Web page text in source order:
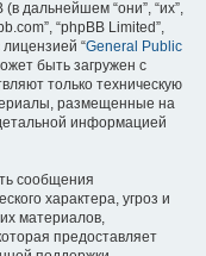
дальнейшем “они”, “их”,
“phpBB Limited”,
“General Public
быть загружен с
только техническую
размещенные на
информацией
сообщения
характера, угроз и
материалов,
предоставляет